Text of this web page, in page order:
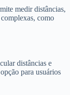
medir distâncias,
como
distâncias e
para usuários